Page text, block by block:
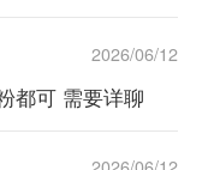
2026/06/12
都可 需要详聊